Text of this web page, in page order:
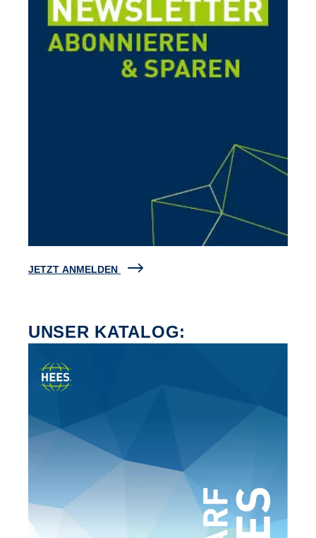
JETZT ANMELDEN
UNSER KATALOG: